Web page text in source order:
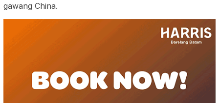
gawang China.